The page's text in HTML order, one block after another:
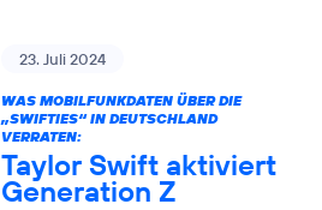
23. Juli 2024
WAS MOBILFUNKDATEN ÜBER DIE
„SWIFTIES“ IN DEUTSCHLAND
VERRATEN:
Taylor Swift aktiviert
Generation Z